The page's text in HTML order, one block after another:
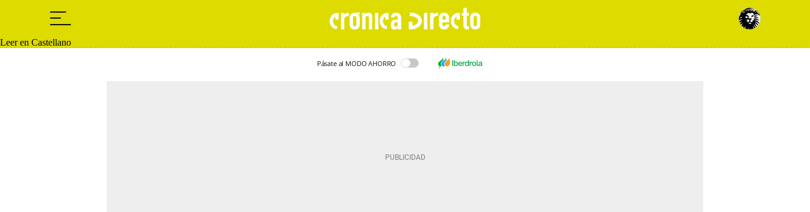
Leer en Castellano
Pásate al MODO AHORRO